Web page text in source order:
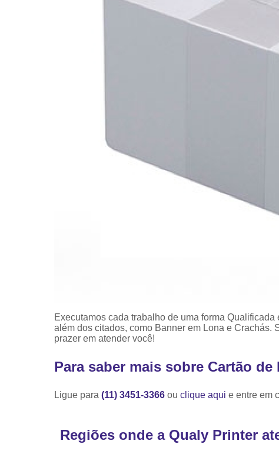
Executamos cada trabalho de uma forma
além dos citados, como Banner em Lona e Crachás.
prazer em atender você!
Para saber mais sobre Cartão de
Ligue para (11) 3451-3366 ou clique aqui e entre em
Regiões onde a Qualy Printer